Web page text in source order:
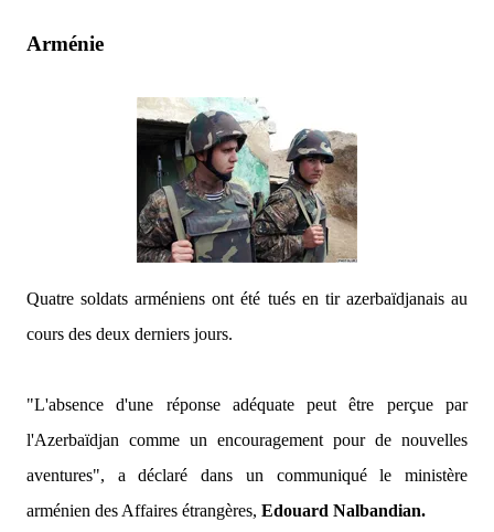
Arménie
Quatre soldats arméniens ont été tués en tir azerbaïdjanais au
cours des deux derniers jours.
"L'absence d'une réponse adéquate peut être perçue par
l'Azerbaïdjan comme un encouragement pour de nouvelles
aventures", a déclaré dans un communiqué le ministère
arménien des Affaires étrangères, Edouard Nalbandian.